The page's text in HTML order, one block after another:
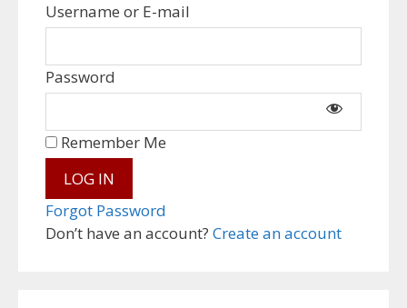
Username or E-mail
Password
Don’t have an account? Create an account
Remember Me
Forgot Password